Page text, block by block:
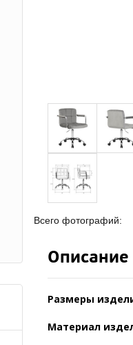
Всего фотографий:
Описание
Размеры
Материал